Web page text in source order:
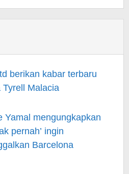
berikan kabar terbaru
Tyrell Malacia
Yamal mengungkapkan
pernah’ ingin
Barcelona